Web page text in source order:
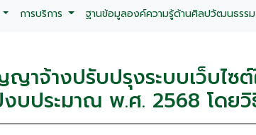
การบริการ ฐานข้อมูลองค์ความรู้ด้านศิลปวัฒนธรรม
าจ้างปรับปรุงระบบเว็บไซ
บประมาณ พ.ศ. 2568 โดยวิธี